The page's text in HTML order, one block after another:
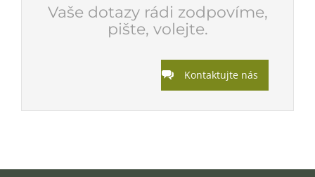
Vaše dotazy rádi zodpovíme,
pište, volejte.
Kontaktujte nás